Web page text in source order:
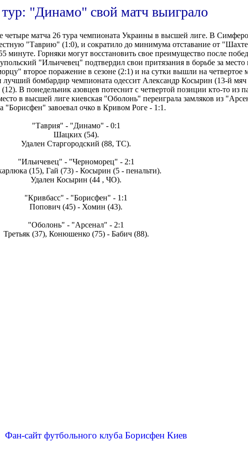
"Динамо" свой матч выиграло
четыре матча 26 тура чемпионата Украины в высшей лиге. В
"Таврию" (1:0), и сократило до минимума отставание от
Горняки могут восстановить свое преимущество после
"Ильичевец" подтвердил свои притязания в борьбе за место
второе поражение в сезоне (2:1) и на сутки вышли на четвертое
лучший бомбардир чемпионата одессит Александр Косырин (13-й мяч
В понедельник азовцев потеснит с четвертой позиции кто-то из
в высшей лиге киевская "Оболонь" переиграла замляков из
"Борисфен" завоевал очко в Кривом Роге - 1:1.
"Таврия" - "Динамо" - 0:1
Шацких (54).
Удален Старгородский (88, ТС).
"Ильичевец" - "Черноморец" - 2:1
(15), Гай (73) - Косырин (5 - пенальти).
Удален Косырин (44 , ЧО).
"Кривбасс" - "Борисфен" - 1:1
Попович (45) - Хомин (43).
"Оболонь" - "Арсенал" - 2:1
Третьяк (37), Конюшенко (75) - Бабич (88).
Фан-сайт футбольного клуба Борисфен Киев